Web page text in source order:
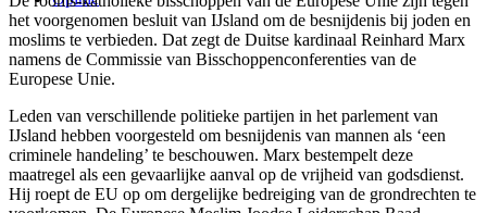
het voorgenomen besluit van IJsland om de besnijdenis bij joden en
moslims te verbieden. Dat zegt de Duitse kardinaal Reinhard Marx
namens de Commissie van Bisschoppenconferenties van de
Europese Unie.
Leden van verschillende politieke partijen in het parlement van
IJsland hebben voorgesteld om besnijdenis van mannen als ‘een
criminele handeling’ te beschouwen. Marx bestempelt deze
maatregel als een gevaarlijke aanval op de vrijheid van godsdienst.
Hij roept de EU op om dergelijke bedreiging van de grondrechten te